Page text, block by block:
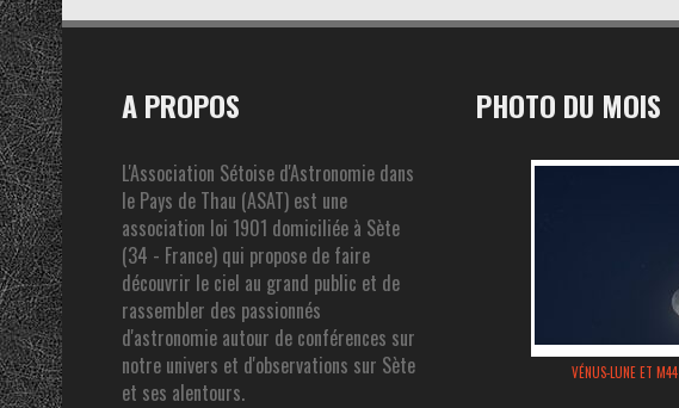
A PROPOS
L'Association Sétoise d'Astronomie dans
le Pays de Thau (ASAT) est une
association loi 1901 domiciliée à Sète
(34 - France) qui propose de faire
découvrir le ciel au grand public et de
rassembler des passionnés
d'astronomie autour de conférences sur
notre univers et d'observations sur Sète
et ses alentours.
PHOTO DU MOIS
VÉNUS-LUNE ET M44